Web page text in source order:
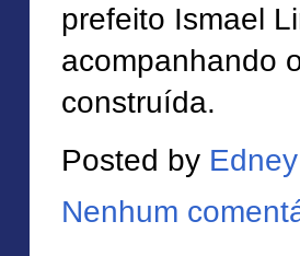
prefeito Ismael
acompanhando
construída.
Posted by
Nenhum